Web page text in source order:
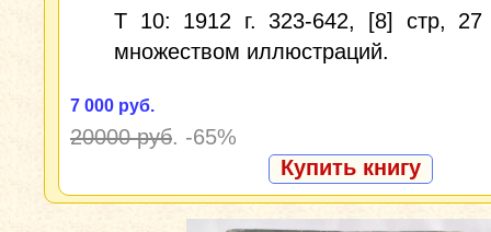
Т 10: 1912 г. 323-642, [8] стр,
множеством иллюстраций.
7 000 руб.
20000 руб. -65%
Купить книгу